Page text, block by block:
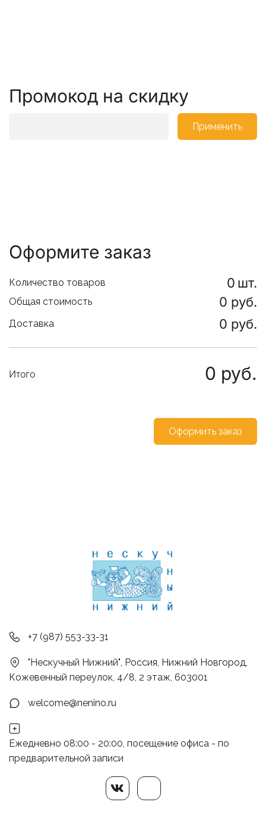
Промокод на скидку
Применить
Оформите заказ
Количество товаров 0 шт.
Общая стоимость 0 руб.
Доставка 0 руб.
Итого 0 руб.
Оформить заказ
+7 (987) 553-33-31
"Нескучный Нижний" Россия Нижний Новгород
Кожевенный переулок, 4/8, 2 этаж 603001
welcome@nenino.ru
Ежедневно 08:00 - 20:00, посещение офиса - по
предварительной записи